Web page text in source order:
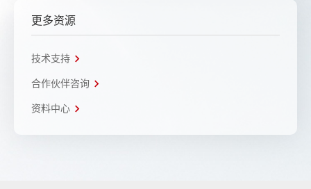
更多资源
技术支持
合作伙伴咨询
资料中心